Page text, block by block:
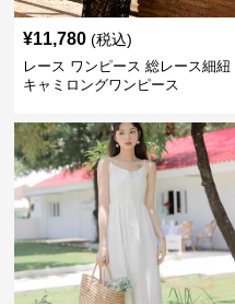
¥11,780 (税込)
レース ワンピース 総レース細紐
キャミロングワンピース